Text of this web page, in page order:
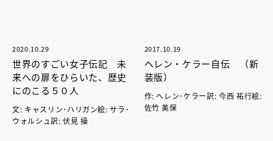
2020.10.29
世界のすごい女子伝記 未
来への扉をひらいた、歴史
にのこる５０人
文: キャスリン･ハリガン絵: サラ･
ウォルシュ訳: 伏見 操
2017.10.19
ヘレン・ケラー自伝 （新
装版）
作: ヘレン･ケラー訳: 今西 祐行絵:
佐竹 美保